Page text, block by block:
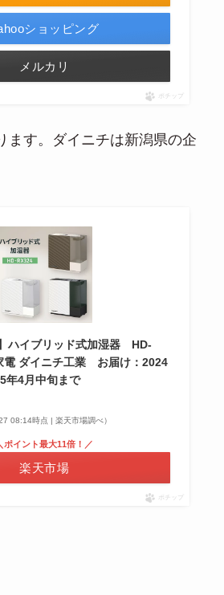
ショッピング
メルカリ
ポチップ
ます。ダイニチは新潟県の企
ハイブリッド式加湿器 HD-
電 ダイニチ工業 お届け：2024
年4月中旬まで
08:14時点 | 楽天市場調べ）
ポイント最大11倍！／
楽天市場
ポチップ